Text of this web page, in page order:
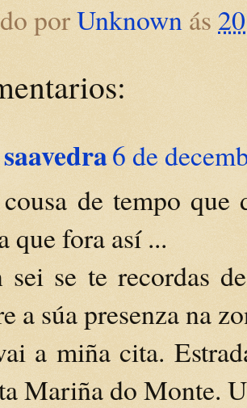
porUnknown ás
6 de
de tempo que
que fora así ...
sei se te recordas
a súa presenza na
a miña cita.
Mariña do Monte.